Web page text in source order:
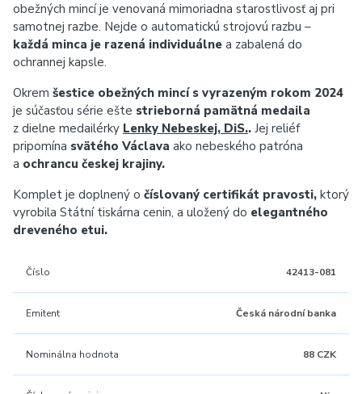
obežných mincí je venovaná mimoriadna starostlivosť aj pri
samotnej razbe. Nejde o automatickú strojovú razbu –
každá minca je razená individuálne a zabalená do
ochrannej kapsle.
Okrem šestice obežných mincí s vyrazeným rokom 2024
je súčasťou série ešte strieborná pamätná medaila
z dielne medailérky Lenky Nebeskej, DiS.. Jej reliéf
pripomína svätého Václava ako nebeského patróna
a ochrancu českej krajiny.
Komplet je doplnený o číslovaný certifikát pravosti, ktorý
vyrobila Státní tiskárna cenin, a uložený do elegantného
dreveného etui.
Číslo 42413-081
Emitent Česká národní banka
Nominálna hodnota 88 CZK